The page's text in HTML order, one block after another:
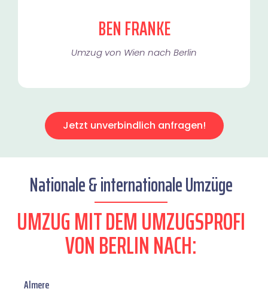
BEN FRANKE
Umzug von Wien nach Berlin
Jetzt unverbindlich anfragen!
Nationale & internationale Umzüge
UMZUG MIT DEM UMZUGSPROFI
VON BERLIN NACH:
Almere